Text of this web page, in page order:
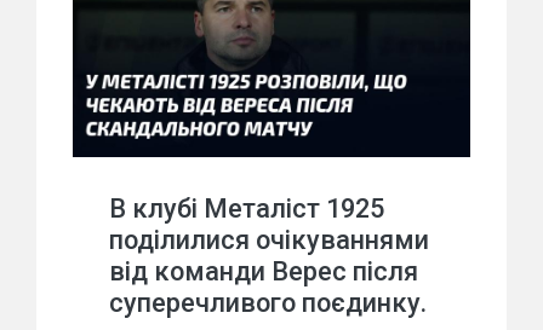
В клубі Металіст 1925
поділилися очікуваннями
від команди Верес після
суперечливого поєдинку.